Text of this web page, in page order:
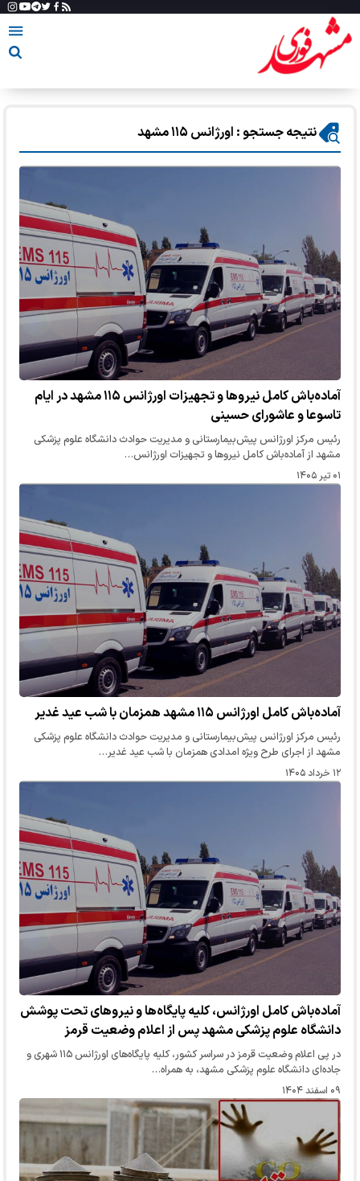
نتیجه جستجو : اورژانس ۱۱۵ مشهد
آماده‌باش کامل نیرو‌ها و تجهیزات اورژانس ۱۱۵ مشهد در ایام
تاسوعا و عاشورای حسینی
رئیس مرکز اورژانس پیش‌بیمارستانی و مدیریت حوادث دانشگاه علوم پزشکی
مشهد از آماده‌باش کامل نیرو‌ها و تجهیزات اورژانس…
۰۱ تیر ۱۴۰۵
آماده‌باش کامل اورژانس ۱۱۵ مشهد همزمان با شب عید غدیر
رئیس مرکز اورژانس پیش‌بیمارستانی و مدیریت حوادث دانشگاه علوم پزشکی
مشهد از اجرای طرح ویژه امدادی همزمان با شب عید غدیر…
۱۲ خرداد ۱۴۰۵
آماده‌باش کامل اورژانس، کلیه پایگاه‌ها و نیرو‌های تحت پوشش
دانشگاه علوم پزشکی مشهد پس از اعلام وضعیت قرمز
در پی اعلام وضعیت قرمز در سراسر کشور، کلیه پایگاه‌های اورژانس ۱۱۵ شهری و
جاده‌ای دانشگاه علوم پزشکی مشهد، به همراه…
۰۹ اسفند ۱۴۰۴